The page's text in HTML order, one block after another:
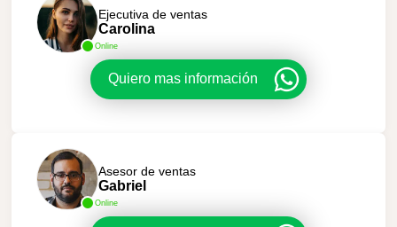
Online
Ejecutiva de ventas
Carolina
Quiero mas información
Online
Asesor de ventas
Gabriel